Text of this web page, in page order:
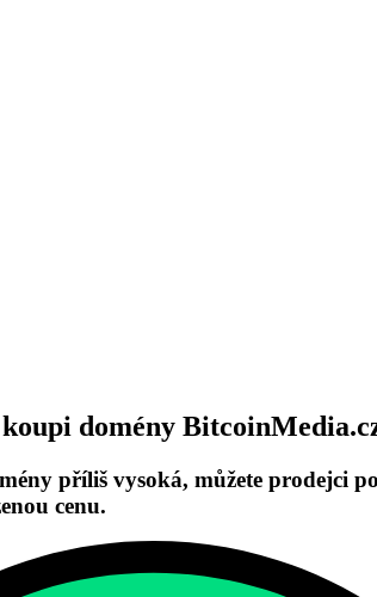
domény
příliš vysoká, můžete prodejci
cenu.